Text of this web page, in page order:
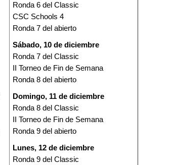
Ronda 6 del Classic
CSC Schools 4
Ronda 7 del abierto
Sábado, 10 de diciembre
Ronda 7 del Classic
II Torneo de Fin de Semana
Ronda 8 del abierto
Domingo, 11 de diciembre
Ronda 8 del Classic
II Torneo de Fin de Semana
Ronda 9 del abierto
Lunes, 12 de diciembre
Ronda 9 del Classic